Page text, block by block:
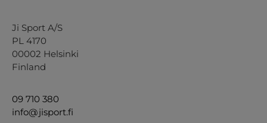
Ji Sport A/S
PL 4170
00002 Helsinki
Finland
09 710 380
info@jisport.fi